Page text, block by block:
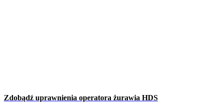
Zdobądź uprawnienia operatora żurawia HDS